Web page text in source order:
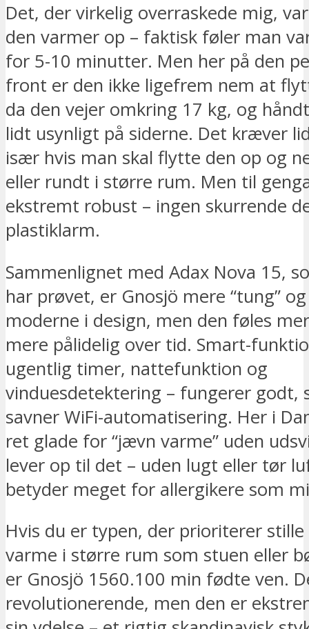
Det, der virkelig overraskede mig,
den varmer op – faktisk føler man
for 5-10 minutter. Men her på den
front er den ikke ligefrem nem at
da den vejer omkring 17 kg, og
lidt usynligt på siderne. Det kræver
især hvis man skal flytte den op og
eller rundt i større rum. Men til
ekstremt robust – ingen skurrende
plastiklarm.
Sammenlignet med Adax Nova 15,
har prøvet, er Gnosjö mere “tung”
moderne i design, men den føles
mere pålidelig over tid. Smart-
ugentlig timer, nattefunktion og
vinduesdetektering – fungerer godt,
savner WiFi-automatisering. Her i
ret glade for “jævn varme” uden
lever op til det – uden lugt eller tør
betyder meget for allergikere som
Hvis du er typen, der prioriterer
varme i større rum som stuen eller
er Gnosjö 1560.100 min fødte ven.
revolutionerende, men den er